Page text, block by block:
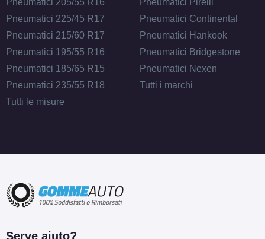
Pneumatici 205/55 R16
Pneumatici 225/45 R17
Pneumatici 215/60 R17
Pneumatici 195/55 R16
Pneumatici 185/65 R15
Pneumatici 235/55 R18
Tutti le misure
Pneumatici Pirelli
Pneumatici Continental
Pneumatici Hankook
Pneumatici Bridgestone
Pneumatici Nexen
Tutti i marchi
Serve aiuto?